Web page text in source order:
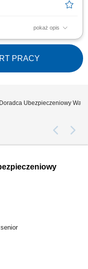
pokaż opis
ją tam, gdzie
w
z klientami, budują
od zaufania. Może
PRACY
Doradca Ubezpieczeniowy